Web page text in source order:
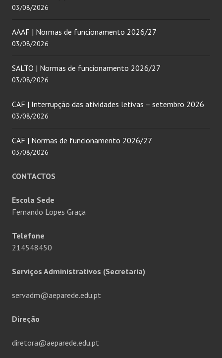
03/08/2026
AAAF | Normas de funcionamento 2026/27
03/08/2026
SALTO | Normas de funcionamento 2026/27
03/08/2026
CAF | Interrupção das atividades letivas – setembro 2026
03/08/2026
CAF | Normas de funcionamento 2026/27
03/08/2026
CONTACTOS
Escola Sede
Fernando Lopes Graça
Telefone
214548450
Serviços Administrativos (Secretaria)
servadm@aeparede.edu.pt
Direção
diretora@aeparede.edu.pt